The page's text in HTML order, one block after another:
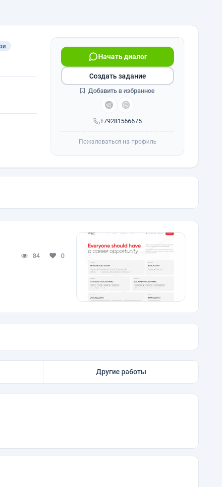
+79281566675
Начать диалог
Создать задание
Добавить в избранное
Пожаловаться на профиль
84 0
Другие работы